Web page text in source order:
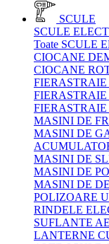
SCULE
SCULE
Toate SCULE
CIOCANE
CIOCANE
MASINI DE
MASINI DE
MASINI DE
MASINI DE
MASINI DE
POLIZOARE
RINDELE
SUFLANTE
LANTERNE